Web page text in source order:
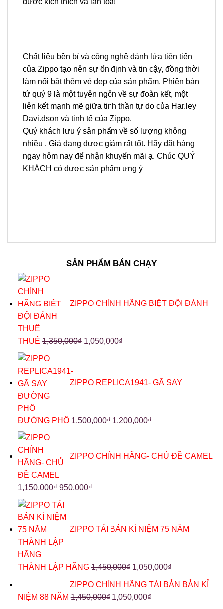
được kích thích và lan tỏa!
Chất liệu bền bỉ và công nghệ đánh lửa tiên tiến
của Zippo tạo nên sự ổn định và tin cậy, đồng thời
làm nổi bật thêm vẻ đẹp của sản phẩm. Phiên bản
tứ quý 9 là một tuyên ngôn về sự đoàn kết, một
liên kết mạnh mẽ giữa tinh thần tự do của Har.ley
Davi.dson và tinh tế của Zippo.
Quý khách lưu ý sản phẩm về số lượng không
nhiều . Giá đang được giảm rất tốt. Hãy đặt hàng
ngay hôm nay để nhận khuyến mãi ạ. Chúc QUÝ
KHÁCH có được sản phẩm ưng ý
SẢN PHẨM BÁN CHẠY
ZIPPO CHÍNH HÃNG BIỆT ĐỘI ĐÁNH
THUÊ 1,350,000₫ 1,050,000₫
ZIPPO REPLICA1941- GÃ SAY
ĐƯỜNG PHỐ 1,500,000₫ 1,200,000₫
ZIPPO CHÍNH HÃNG- CHỦ ĐỀ CAMEL
1,150,000₫ 950,000₫
ZIPPO TÁI BẢN KỈ NIỆM 75 NĂM
THÀNH LẬP HÃNG 1,450,000₫ 1,050,000₫
ZIPPO CHÍNH HÃNG TÁI BẢN BẢN KỈ
NIỆM 88 NĂM 1,450,000₫ 1,050,000₫